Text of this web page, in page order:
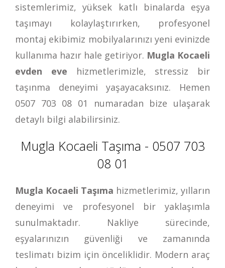
sistemlerimiz, yüksek katlı binalarda eşya
taşımayı kolaylaştırırken, profesyonel
montaj ekibimiz mobilyalarınızı yeni evinizde
kullanıma hazır hale getiriyor. Mugla Kocaeli
evden eve hizmetlerimizle, stressiz bir
taşınma deneyimi yaşayacaksınız. Hemen
0507 703 08 01
numaradan bize ulaşarak
detaylı bilgi alabilirsiniz.
Mugla Kocaeli Taşıma - 0507 703
08 01
Mugla Kocaeli Taşıma hizmetlerimiz, yılların
deneyimi ve profesyonel bir yaklaşımla
sunulmaktadır. Nakliye sürecinde,
eşyalarınızın güvenliği ve zamanında
teslimatı bizim için önceliklidir. Modern araç